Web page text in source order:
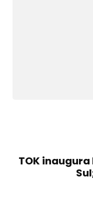
TOK